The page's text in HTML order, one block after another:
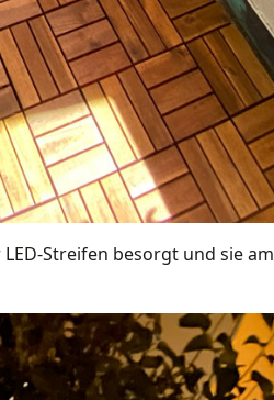
Streifen besorgt und sie am